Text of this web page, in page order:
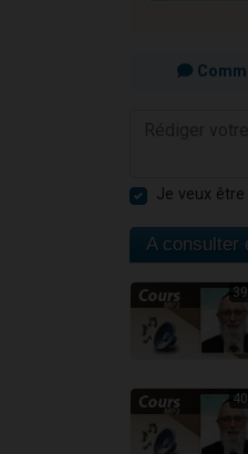
Je veux
A consulter